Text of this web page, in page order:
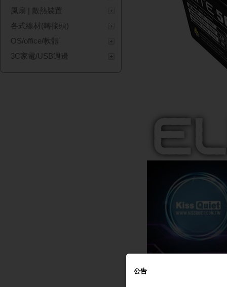
風扇 | 散熱裝置
各式線材(轉接頭)
OS/office/軟體
3C家電/USB週邊
公告